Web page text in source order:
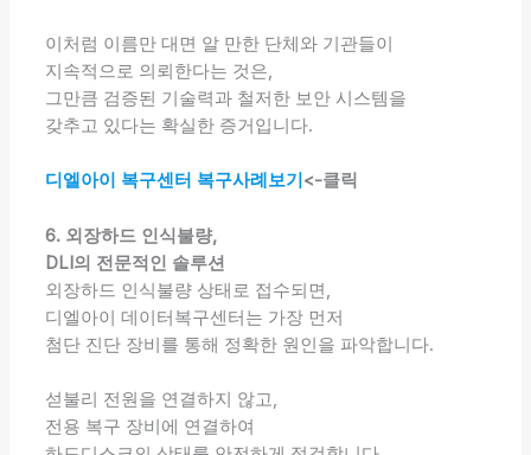
이처럼 이름만 대면 알 만한 단체와 기관들이
지속적으로 의뢰한다는 것은,
그만큼 검증된 기술력과 철저한 보안 시스템을
갖추고 있다는 확실한 증거입니다.
디엘아이 복구센터 복구사례보기<-클릭
6. 외장하드 인식불량,
DLI의 전문적인 솔루션
외장하드 인식불량 상태로 접수되면,
디엘아이 데이터복구센터는 가장 먼저
첨단 진단 장비를 통해 정확한 원인을 파악합니다.
섣불리 전원을 연결하지 않고,
전용 복구 장비에 연결하여